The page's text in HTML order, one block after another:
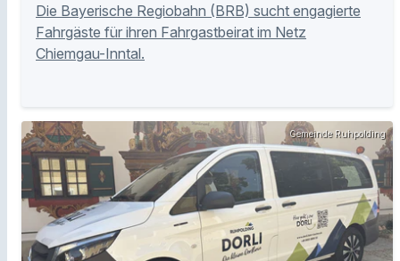
Die Bayerische Regiobahn (BRB) sucht engagierte
Fahrgäste für ihren Fahrgastbeirat im Netz
Chiemgau-Inntal.
Gemeinde Ruhpolding